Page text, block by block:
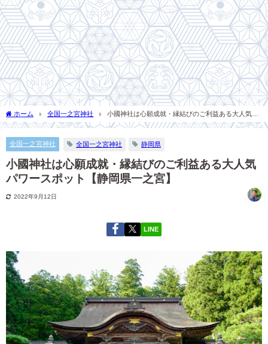
ホーム 全国一之宮神社
小國神社は心願成就・縁結びのご利益ある大人気パ
ワースポット【静岡県一之宮】
全国一之宮神社 全国一之宮神社 静岡県
小國神社は心願成就・縁結びのご利益ある大人気
パワースポット【静岡県一之宮】
2022年9月12日
LINE